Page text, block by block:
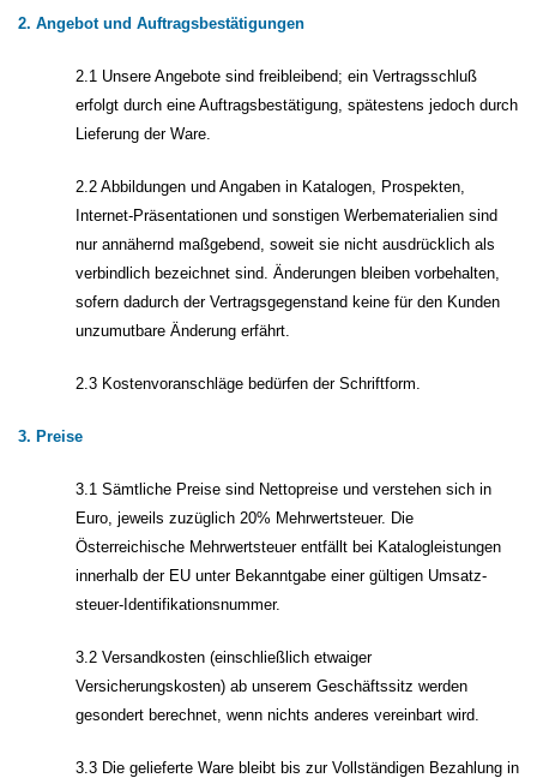
2. Angebot und Auftragsbestätigungen
2.1 Unsere Angebote sind freibleibend; ein Vertragsschluß
erfolgt durch eine Auftragsbestätigung, spätestens jedoch durch
Lieferung der Ware.
2.2 Abbildungen und Angaben in Katalogen, Prospekten,
Internet-Präsentationen und sonstigen Werbematerialien sind
nur annähernd maßgebend, soweit sie nicht ausdrücklich als
verbindlich bezeichnet sind. Änderungen bleiben vorbehalten,
sofern dadurch der Vertragsgegenstand keine für den Kunden
unzumutbare Änderung erfährt.
2.3 Kostenvoranschläge bedürfen der Schriftform.
3. Preise
3.1 Sämtliche Preise sind Nettopreise und verstehen sich in
Euro, jeweils zuzüglich 20% Mehrwertsteuer. Die
Österreichische Mehrwertsteuer entfällt bei Katalogleistungen
innerhalb der EU unter Bekanntgabe einer gültigen Umsatz-
steuer-Identifikationsnummer.
3.2 Versandkosten (einschließlich etwaiger
Versicherungskosten) ab unserem Geschäftssitz werden
gesondert berechnet, wenn nichts anderes vereinbart wird.
3.3 Die gelieferte Ware bleibt bis zur Vollständigen Bezahlung in